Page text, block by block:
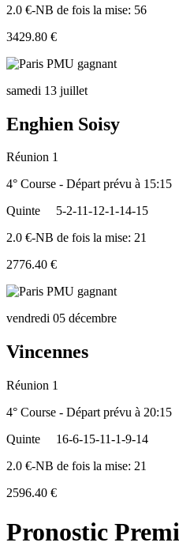
2.0 €-NB de fois la mise: 56
3429.80 €
samedi 13 juillet
Enghien Soisy
Réunion 1
4° Course - Départ prévu à 15:15
Quinte
5-2-11-12-1-14-15
2.0 €-NB de fois la mise: 21
2776.40 €
vendredi 05 décembre
Vincennes
Réunion 1
4° Course - Départ prévu à 20:15
Quinte
16-6-15-11-1-9-14
2.0 €-NB de fois la mise: 21
2596.40 €
Pronostic